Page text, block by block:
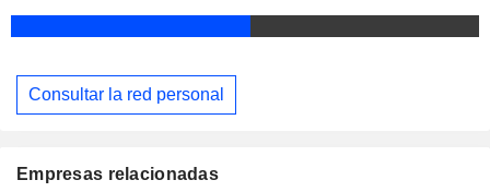
Consultar la red personal
Empresas relacionadas